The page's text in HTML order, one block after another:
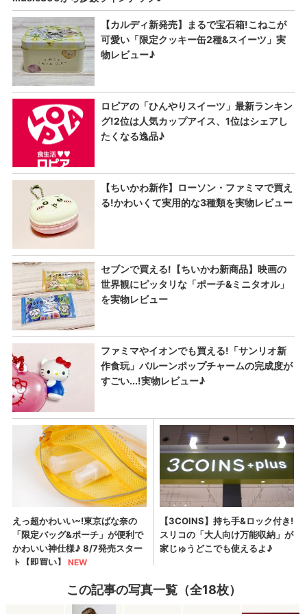
この記事の写真一覧（全18枚）